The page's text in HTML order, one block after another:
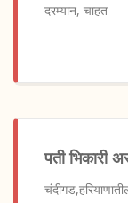
दरम्यान, चाहत
पती भिकारी